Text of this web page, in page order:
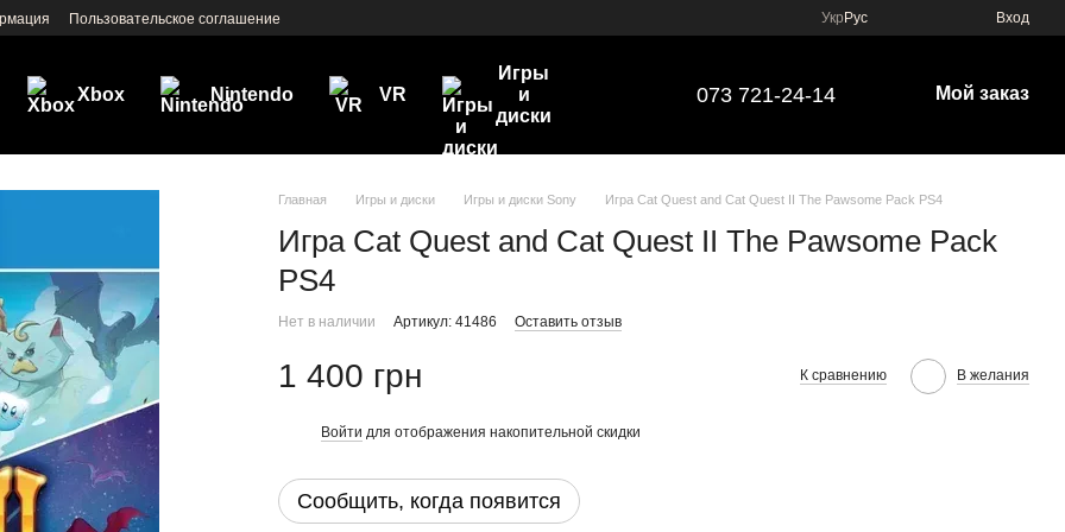
Пользовательское соглашение Укр Рус Вход
Xbox Nintendo VR
Игры
и
диски
073 721-24-14 Мой заказ
Главная Игры и диски Игры и диски Sony Игра Cat Quest and Cat Quest II The Pawsome Pack PS4
Игра Cat Quest and Cat Quest II The Pawsome Pack
PS4
Нет в наличии Артикул: 41486 Оставить отзыв
1 400 грн К сравнению В желания
Войти для отображения накопительной скидки
Сообщить, когда появится